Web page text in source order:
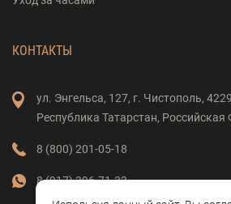
КОНТАКТЫ
ул. Энгельса, 127, г. Чистополь,
Республика Татарстан, Российская
8 (800) 201-05-18
8 (917) 396-71-33